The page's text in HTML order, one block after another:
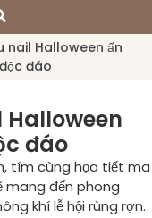
nail Halloween ấn
đáo
Halloween
đáo
tím cùng họa tiết ma
mang đến phong
khí lễ hội rùng rợn.